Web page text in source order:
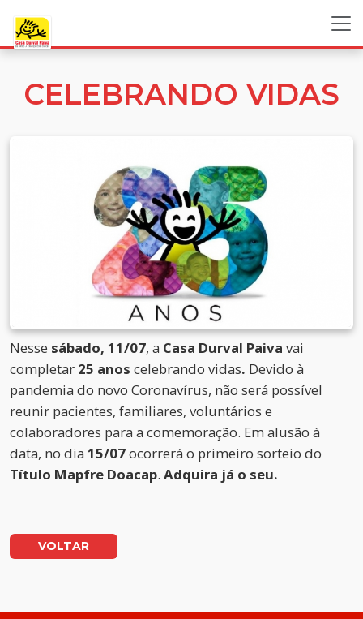
CELEBRANDO VIDAS
Nesse sábado, 11/07, a Casa Durval Paiva vai
completar 25 anos celebrando vidas. Devido à
pandemia do novo Coronavírus, não será possível
reunir pacientes, familiares, voluntários e
colaboradores para a comemoração. Em alusão à
data, no dia 15/07ocorrerá o primeiro sorteio do
Título Mapfre Doacap. Adquira já o seu.
VOLTAR